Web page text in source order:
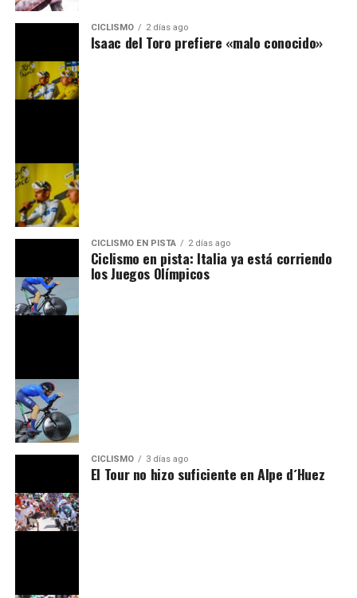
CICLISMO 2 días ago
Isaac del Toro prefiere «malo conocido»
CICLISMO EN PISTA 2 días ago
Ciclismo en pista: Italia ya está corriendo
los Juegos Olímpicos
CICLISMO 3 días ago
El Tour no hizo suficiente en Alpe d´Huez